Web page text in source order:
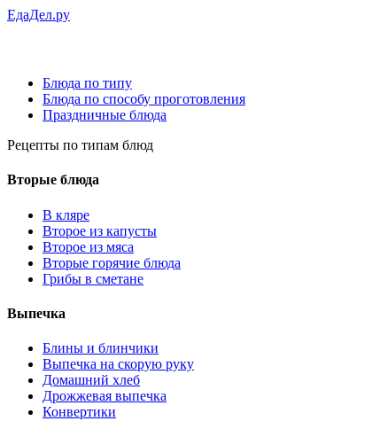
ЕдаДел.ру
Блюда по типу
Блюда по способу проготовления
Праздничные блюда
Рецепты по типам блюд
Вторые блюда
В кляре
Второе из капусты
Второе из мяса
Вторые горячие блюда
Грибы в сметане
Выпечка
Блины и блинчики
Выпечка на скорую руку
Домашний хлеб
Дрожжевая выпечка
Конвертики